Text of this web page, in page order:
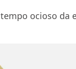
ocioso da